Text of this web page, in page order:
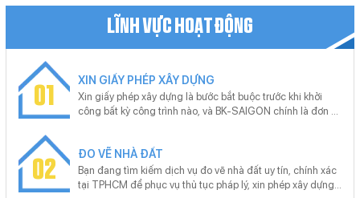
LĨNH VỰC HOẠT ĐỘNG
01
XIN GIẤY PHÉP XÂY DỰNG
Xin giấy phép xây dựng là bước bắt buộc trước khi khởi
công bất kỳ công trình nào, và BK-SAIGON chính là đơn vị
cho nhiều loại công trình từ nhà ở riêng lẻ, nhà phố đến dự
án lớn, BK-SAIGON cam kết hỗ trợ trọn gói từ khâu tư vấn,
chuẩn bị hồ sơ, nộp và theo dõi tiến trình để khách hàng
02
ĐO VẼ NHÀ ĐẤT
Bạn đang tìm kiếm dịch vụ đo vẽ nhà đất uy tín, chính xác
tại TPHCM để phục vụ thủ tục pháp lý, xin phép xây dựng